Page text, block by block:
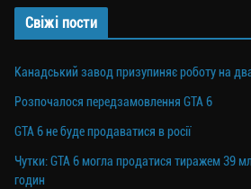
Свіжі пости
Канадський завод призупиняє роботу на
Розпочалося передзамовлення GTA 6
GTA 6 не буде продаватися в росії
Чутки: GTA 6 могла продатися тиражем 39
годин